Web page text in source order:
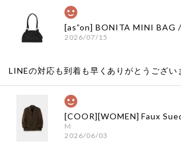
2026/07/15
LINEの対応も到着も早くありがとうござい
M
2026/06/03